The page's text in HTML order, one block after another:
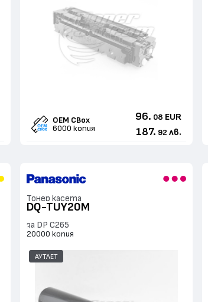
OEM CBox
6000 копия
96. 08 EUR
187. 92 лв.
Тонер касета
DQ-TUY20M
за DP C265
20000 копия
АУТЛЕТ